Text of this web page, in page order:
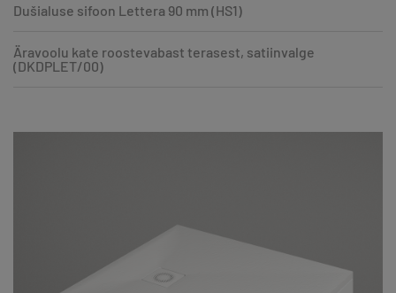
Dušialuse sifoon Lettera 90 mm (HS1)
Äravoolu kate roostevabast terasest, satiinvalge
(DKDPLET/00)